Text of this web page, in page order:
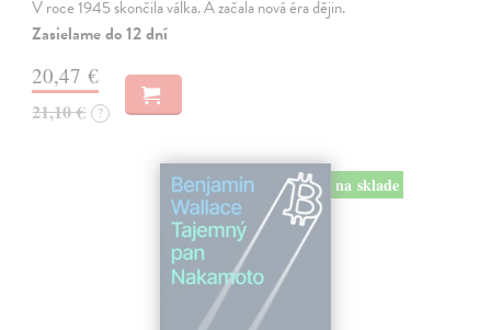
V roce 1945 skončila válka. A začala nová éra dějin.
Zasielame do 12 dní
20,47 €
21,10 € ?
na sklade